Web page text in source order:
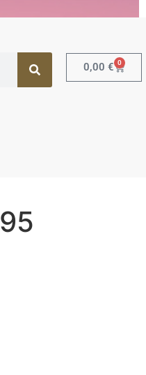
0,00 € 0